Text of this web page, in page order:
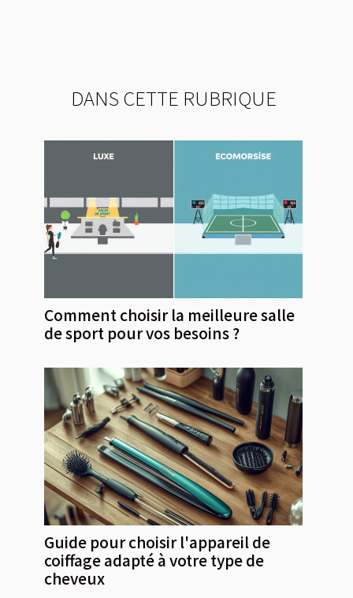
DANS CETTE RUBRIQUE
Comment choisir la meilleure salle
de sport pour vos besoins ?
Guide pour choisir l'appareil de
coiffage adapté à votre type de
cheveux